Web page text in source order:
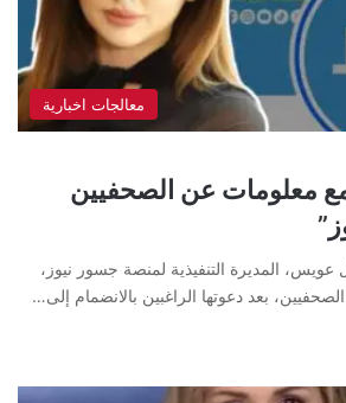
معالجات اخبارية
معلومات عن الصحفيين
عويس، المديرة التنفيذية لمنصة جسور نيوز،
بعد دعوتها الراغبين بالانضمام إلى…